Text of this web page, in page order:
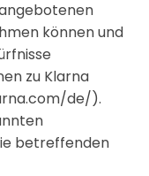
können und
zu Klarna
de/).
betreffenden